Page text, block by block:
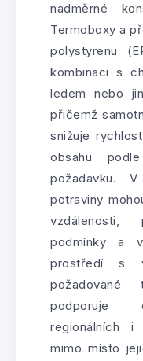
nadměrné
Termoboxy a
polystyrenu
kombinaci s
ledem nebo
přičemž
snižuje
obsahu
požadavku.
potraviny
podmínky a v
prostředí s
podporuje
regionálních i
mimo místo